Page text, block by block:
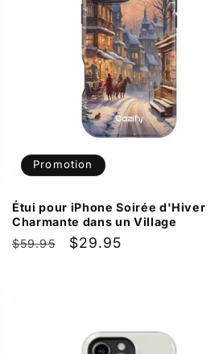
Promotion
Étui pour iPhone Soirée d'Hiver
Charmante dans un Village
Prix
$59.95
Prix
$29.95